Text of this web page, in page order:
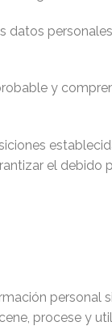
datos
y
el debido
personal
procese y